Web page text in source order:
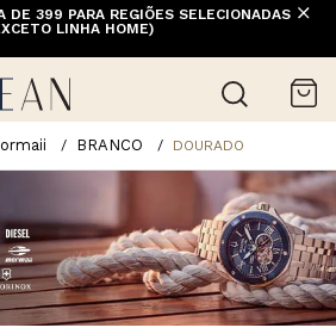
DE 399 PARA REGIÕES SELECIONADAS
LINHA HOME)
BRANCO DOURADO